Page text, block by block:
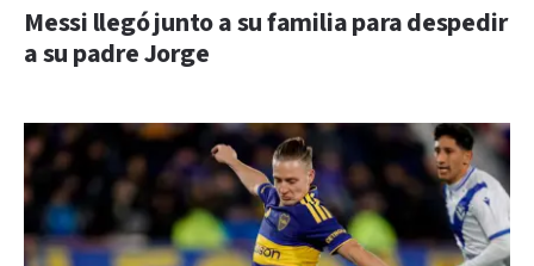
Messi llegó junto a su familia para despedir
a su padre Jorge